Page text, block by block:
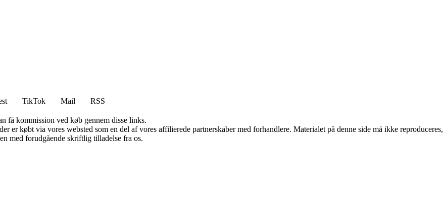
TikTok Mail
RSS
få kommission ved køb gennem disse links.
er købt via vores websted som en del af vores affilierede partnerskaber med forhandlere. Materialet på denne side må ikke reproduceres,
med forudgående skriftlig tilladelse fra os.